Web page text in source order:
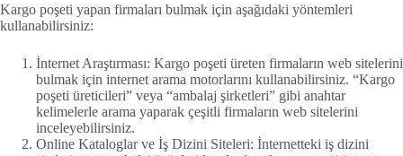
Kargo poşeti yapan firmaları bulmak için aşağıdaki yöntemleri
kullanabilirsiniz:
İnternet Araştırması: Kargo poşeti üreten firmaların web sitelerini
bulmak için internet arama motorlarını kullanabilirsiniz. “Kargo
poşeti üreticileri” veya “ambalaj şirketleri” gibi anahtar
kelimelerle arama yaparak çeşitli firmaların web sitelerini
inceleyebilirsiniz.
Online Kataloglar ve İş Dizini Siteleri: İnternetteki iş dizini